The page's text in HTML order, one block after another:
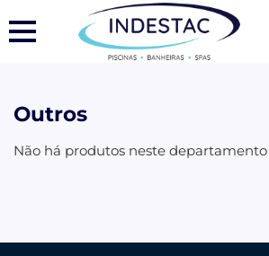
Outros
Não há produtos neste departamento